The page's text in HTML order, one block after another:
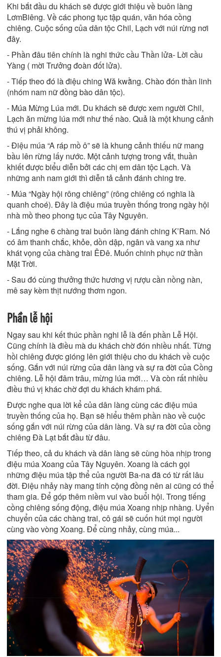
Khi bắt đầu du khách sẽ được giới thiệu về buôn làng
LơmBiêng. Về các phong tục tập quán, văn hóa cồng
chiêng. Cuộc sống của dân tộc Chil, Lạch với núi rừng nơi
đây.
- Phần đâu tiên chính là nghi thức cầu Thần lửa- Lời cầu
Yàng ( mời Trưởng đoàn đốt lửa).
- Tiếp theo đó là điệu ching Wă kwằng. Chào đón thần linh
(nhóm nam nữ đồng bào dân tộc).
- Múa Mừng Lúa mới. Du khách sẽ được xem người Chil,
Lạch ăn mừng lúa mới như thế nào. Quả là một khung cảnh
thú vị phải không.
- Điệu múa “A ráp mồ ô” sẽ là khung cảnh thiếu nữ mang
bầu lên rừng lấy nước. Một cảnh tượng trong vắt, thuần
khiết được biểu diễn bởi các chị em dân tộc Lạch. Và
những anh nam giới thì diễn tả cảnh đánh ching tre.
- Múa “Ngày hội rông chiêng” (rông chiêng có nghĩa là
quanh choé). Đây là điệu múa truyền thống trong ngày hội
nhà mồ theo phong tục của Tây Nguyên.
- Lắng nghe 6 chàng trai buôn làng đánh ching K’Ram. Nó
có âm thanh chắc, khỏe, dồn dập, ngân và vang xa như
khát vọng của chàng trai ÊĐê. Muốn chinh phục nữ thần
Mặt Trời.
- Sau đó cùng thưởng thức hương vị rượu cần nồng nàn,
mê say kèm thịt nướng thơm ngon.
Phần lễ hội
Ngay sau khi kết thúc phần nghi lễ là đến phần Lễ Hội.
Cũng chính là điều mà du khách chờ đón nhiều nhất. Từng
hồi chiêng được gióng lên giới thiệu cho du khách về cuộc
sống. Gắn với núi rừng của dân làng và sự ra đời của Cồng
chiêng. Lễ hội đâm trâu, mừng lúa mới… Và còn rất nhiều
điều thú vị khác chờ đợi du khách khám phá.
Được nghe qua lời kể của dân làng cùng các điệu múa
truyền thống của họ. Bạn sẽ hiểu thêm phần nào về cuộc
sống gắn với núi rừng của dân làng. Và sự ra đời của cồng
chiêng Đà Lạt bắt đầu từ đâu.
Tiếp theo, cả du khách và dân làng sẽ cùng hòa nhịp trong
điệu múa Xoang của Tây Nguyên. Xoang là cách gọi
những điệu múa tập thể của người Ba-na đã có từ rất lâu
đời. Điệu nhảy này mang tính cộng đồng nên ai cũng có thể
tham gia. Để góp thêm niềm vui vào buổi hội. Trong tiếng
cồng chiêng sống động, điệu múa Xoang nhịp nhàng. Uyển
chuyển của các chàng trai, cô gái sẽ cuốn hút mọi người
cùng vào vòng Xoang. Để cùng nhảy, cùng múa...